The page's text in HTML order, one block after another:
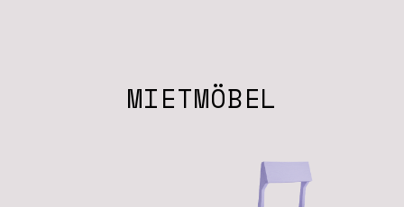
MIETMÖBEL